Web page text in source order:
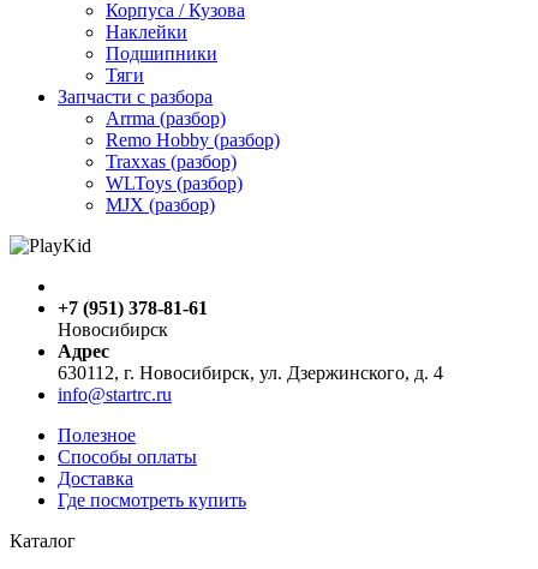
Корпуса / Кузова
Наклейки
Подшипники
Тяги
Запчасти с разбора
Arrma (разбор)
Remo Hobby (разбор)
Traxxas (разбор)
WLToys (разбор)
MJX (разбор)
+7 (951) 378-81-61
Новосибирск
Адрес
630112, г. Новосибирск, ул. Дзержинского, д. 4
info@startrc.ru
Полезное
Способы оплаты
Доставка
Где посмотреть купить
Каталог